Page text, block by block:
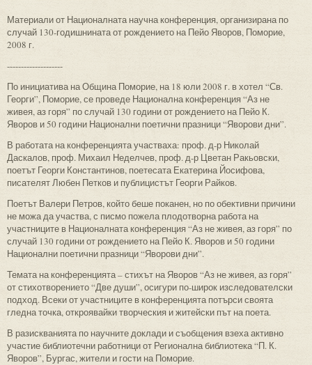
Материали от Националната научна конференция, организирана по
случай 130-годишнината от рождението на Пейо Яворов, Поморие,
2008 г.
--------------------
По инициатива на Община Поморие, на 18 юли 2008 г. в хотел “Св.
Георги”, Поморие, се проведе Национална конференция “Аз не
живея, аз горя” по случай 130 години от рождението на Пейо К.
Яворов и 50 години Национални поетични празници “Яворови дни”.
В работата на конференцията участваха: проф. д-р Николай
Даскалов, проф. Михаил Неделчев, проф. д-р Цветан Ракьовски,
поетът Георги Константинов, поетесата Екатерина Йосифова,
писателят Любен Петков и публицистът Георги Райков.
Поетът Валери Петров, който беше поканен, но по обективни причини
не можа да участва, с писмо пожела плодотворна работа на
участниците в Националната конференция “Аз не живея, аз горя” по
случай 130 години от рождението на Пейо К. Яворов и 50 години
Национални поетични празници “Яворови дни”.
Темата на конференцията – стихът на Яворов “Аз не живея, аз горя”
от стихотворението “Две души”, осигури по-широк изследователски
подход. Всеки от участниците в конференцията потърси своята
гледна точка, откроявайки творческия и житейски път на поета.
В разискванията по научните доклади и съобщения взеха активно
участие библиотечни работници от Регионална библиотека “П. К.
Яворов”, Бургас, жители и гости на Поморие.